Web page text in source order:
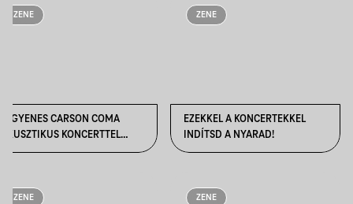
ZENE
INGYENES CARSON COMA
AKUSZTIKUS KONCERTTEL
ZÁRUL AZ ELECTRONIC BEATS
VOLT EDDIG!
ZENE
EZEKKEL A KONCERTEKKEL
INDÍTSD A NYARAD!
ZENE ZENE